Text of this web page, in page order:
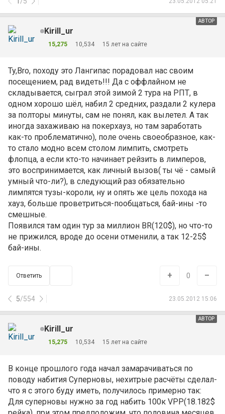
АВТОР
Kirill_ur
15,275 10,534 15 лет на сайте
Ty,Bro, походу это Лангипас порадовал нас своим
посещением, рад видеть!!! Да с оффлайном не
складывается, сыграл этой зимой 2 тура на РПТ, в
одном хорошо шёл, набил 2 средних, раздали 2 кулера
за полторы минуты, сам не понял, как вылетел. А так
иногда захаживаю на покерхауз, но там заработать
как-то проблематично), поле очень своеобразное, как-
то стало модно всем столом лимпить, смотреть
флопца, а если кто-то начинает рейзить в лимперов,
это воспринимается, как личный вызов( ты чё - самый
умный что-ли?), в следующий раз обязательно
лимпятся тузы-короли, ну и опять же цель похода на
хауз, больше проветриться-пообщаться, бай-ины -то
смешные.
Появился там один тур за миллион BR(120$), но что-то
не прижился, вроде до осени отменили, а так 12-25$
бай-ины.
Ответить
5/554 23.05.2012 15:06
+ 0 –
АВТОР
Kirill_ur
15,275 10,534 15 лет на сайте
В конце прошлого года начал замарачиваться по
поводу набития Суперновы, нехитрые расчёты сделал-
что я с этого буду иметь, получилось примерно так:
Для суперновы нужно за год набить 100к VPP(18.182$